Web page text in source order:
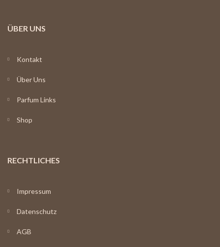
ÜBER UNS
Kontakt
Über Uns
Parfum Links
Shop
RECHTLICHES
Impressum
Datenschutz
AGB